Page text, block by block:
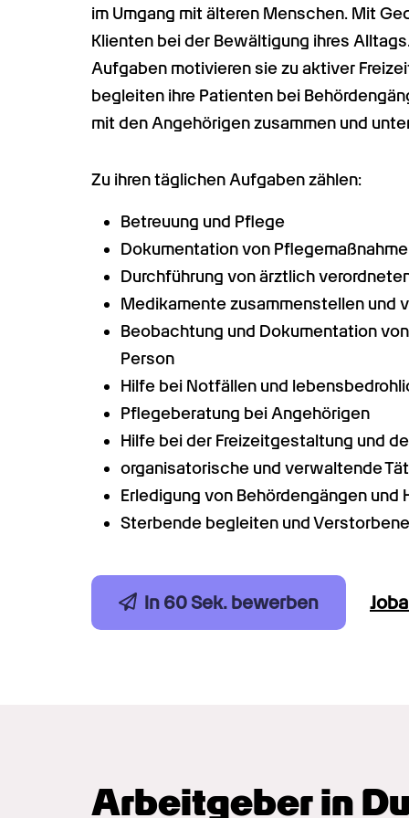
im Umgang mit älteren Menschen. Mit
Klienten bei der Bewältigung ihres
Aufgaben motivieren sie zu aktiver
begleiten ihre Patienten bei
mit den Angehörigen zusammen und
Zu ihren täglichen Aufgaben zählen:
Betreuung und Pflege
Dokumentation von
Durchführung von ärztlich
Medikamente zusammenstellen und
Beobachtung und Dokumentation
Person
Hilfe bei Notfällen und
Pflegeberatung bei Angehörigen
Hilfe bei der Freizeitgestaltung und
organisatorische und verwaltende
Erledigung von Behördengängen
Sterbende begleiten und
In 60 Sek. bewerben
Arbeitgeber in